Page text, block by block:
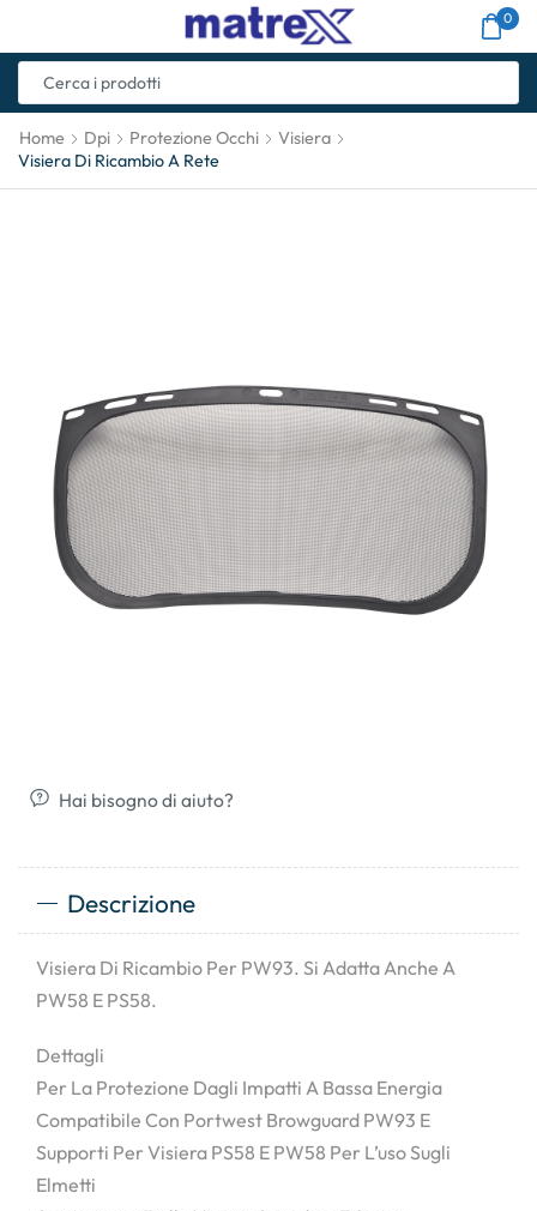
0
Home Dpi Protezione Occhi
Visiera
Visiera Di Ricambio A Rete
Hai bisogno di aiuto?
Descrizione
Visiera Di Ricambio Per PW93. Si Adatta Anche A
PW58 E PS58.
Dettagli
Per La Protezione Dagli Impatti A Bassa Energia
Compatibile Con Portwest Browguard PW93 E
Supporti Per Visiera PS58 E PW58 Per L’uso Sugli
Elmetti